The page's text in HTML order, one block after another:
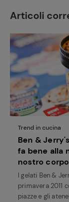
Articoli
Trend in cucina
Ben &
fa bene alla
nostro corpo
I gelati Ben &
primavera 2011
piazze e gli